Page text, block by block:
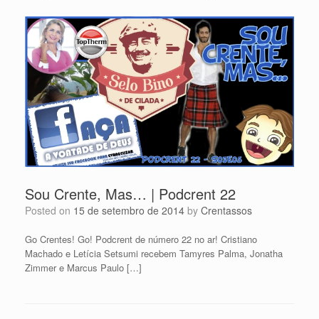
Sou Crente, Mas… | Podcrent 22
Posted on 15 de setembro de 2014 by Crentassos
Go Crentes! Go! Podcrent de número 22 no ar! Cristiano
Machado e Letícia Setsumi recebem Tamyres Palma, Jonatha
Zimmer e Marcus Paulo […]